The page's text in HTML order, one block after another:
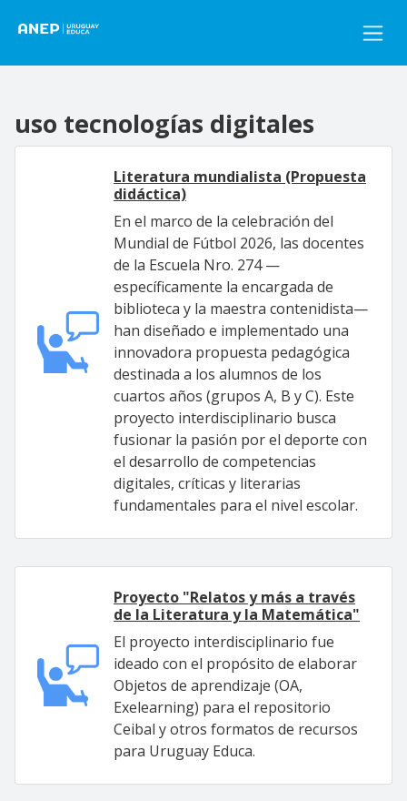
uso tecnologías digitales
Literatura mundialista (Propuesta
didáctica)
En el marco de la celebración del
Mundial de Fútbol 2026, las docentes
de la Escuela Nro. 274 —
específicamente la encargada de
biblioteca y la maestra contenidista—
han diseñado e implementado una
innovadora propuesta pedagógica
destinada a los alumnos de los
cuartos años (grupos A, B y C). Este
proyecto interdisciplinario busca
fusionar la pasión por el deporte con
el desarrollo de competencias
digitales, críticas y literarias
fundamentales para el nivel escolar.
Proyecto "Relatos y más a través
de la Literatura y la Matemática"
El proyecto interdisciplinario fue
ideado con el propósito de elaborar
Objetos de aprendizaje (OA,
Exelearning) para el repositorio
Ceibal y otros formatos de recursos
para Uruguay Educa.